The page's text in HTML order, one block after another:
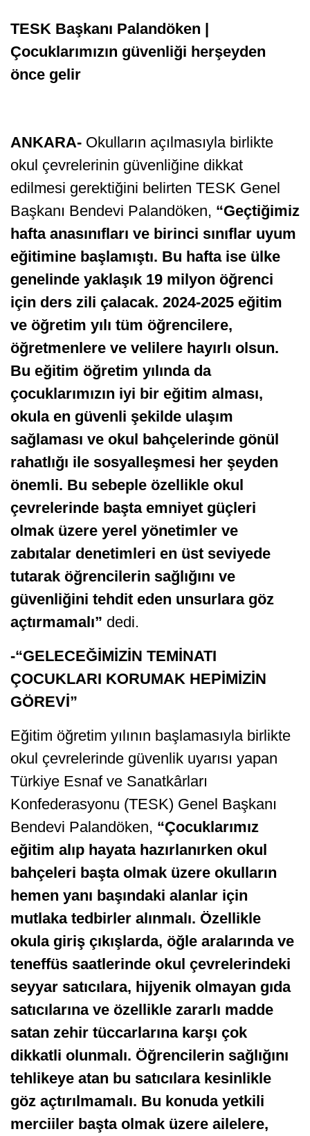
TESK Başkanı Palandöken |
Çocuklarımızın güvenliği herşeyden
önce gelir
ANKARA- Okulların açılmasıyla birlikte
okul çevrelerinin güvenliğine dikkat
edilmesi gerektiğini belirten TESK Genel
Başkanı Bendevi Palandöken, “Geçtiğimiz
hafta anasınıfları ve birinci sınıflar uyum
eğitimine başlamıştı. Bu hafta ise ülke
genelinde yaklaşık 19 milyon öğrenci
için ders zili çalacak. 2024-2025 eğitim
ve öğretim yılı tüm öğrencilere,
öğretmenlere ve velilere hayırlı olsun.
Bu eğitim öğretim yılında da
çocuklarımızın iyi bir eğitim alması,
okula en güvenli şekilde ulaşım
sağlaması ve okul bahçelerinde gönül
rahatlığı ile sosyalleşmesi her şeyden
önemli. Bu sebeple özellikle okul
çevrelerinde başta emniyet güçleri
olmak üzere yerel yönetimler ve
zabıtalar denetimleri en üst seviyede
tutarak öğrencilerin sağlığını ve
güvenliğini tehdit eden unsurlara göz
açtırmamalı” dedi.
-“GELECEĞİMİZİN TEMİNATI
ÇOCUKLARI KORUMAK HEPİMİZİN
GÖREVİ”
Eğitim öğretim yılının başlamasıyla birlikte
okul çevrelerinde güvenlik uyarısı yapan
Türkiye Esnaf ve Sanatkârları
Konfederasyonu (TESK) Genel Başkanı
Bendevi Palandöken, “Çocuklarımız
eğitim alıp hayata hazırlanırken okul
bahçeleri başta olmak üzere okulların
hemen yanı başındaki alanlar için
mutlaka tedbirler alınmalı. Özellikle
okula giriş çıkışlarda, öğle aralarında ve
teneffüs saatlerinde okul çevrelerindeki
seyyar satıcılara, hijyenik olmayan gıda
satıcılarına ve özellikle zararlı madde
satan zehir tüccarlarına karşı çok
dikkatli olunmalı. Öğrencilerin sağlığını
tehlikeye atan bu satıcılara kesinlikle
göz açtırılmamalı. Bu konuda yetkili
merciiler başta olmak üzere ailelere,